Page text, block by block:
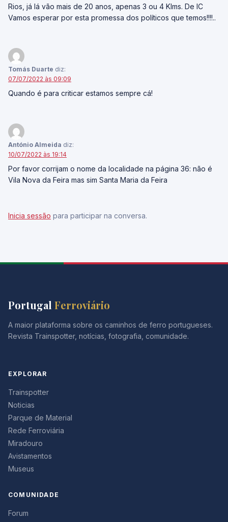
Rios, já lá vão mais de 20 anos, apenas 3 ou 4 Klms. De IC
Vamos esperar por esta promessa dos políticos que temos!!!!..
Tomás Duarte diz:
07/07/2022 às 09:09
Quando é para criticar estamos sempre cá!
António Almeida diz:
10/07/2022 às 19:14
Por favor corrijam o nome da localidade na página 36: não é
Vila Nova da Feira mas sim Santa Maria da Feira
Inicia sessão para participar na conversa.
Portugal Ferroviário
A maior plataforma sobre os caminhos de ferro portugueses.
Revista Trainspotter, notícias, fotografia, comunidade.
EXPLORAR
Trainspotter
Noticias
Parque de Material
Rede Ferroviária
Miradouro
Avistamentos
Museus
COMUNIDADE
Forum